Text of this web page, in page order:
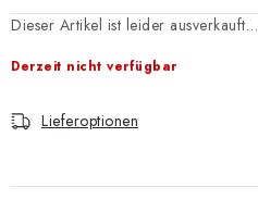
Dieser Artikel ist leider ausverkauft…
Derzeit nicht verfügbar
Lieferoptionen